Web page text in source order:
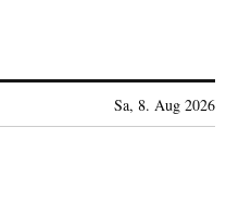
Sa, 8. Aug 2026